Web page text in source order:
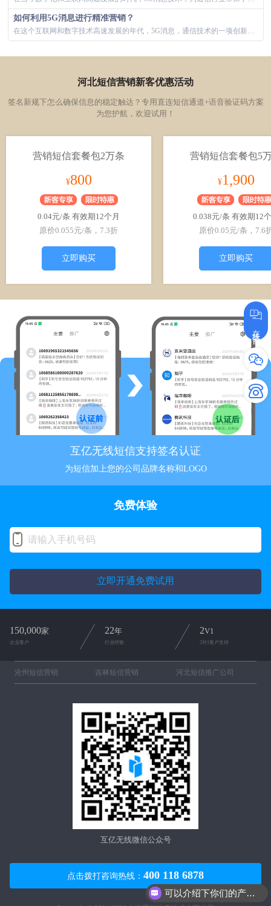
如何利用5G消息进行精准营销？
在这个互联网和数字技术高速发展的年代，5G消息，通信技术的一项创新进步，正变为企业与用户沟通的重要纽带。5G消息的应用，为营销战略和客户服务...
河北短信营销新客优惠活动
签名新规下怎么确保信息的稳定触达？专用直连短信通道+语音验证码方案
为您护航，欢迎试用！
营销短信套餐包2万条
¥800
0.04元/条 有效期12个月
原价0.055元/条，7.3折
立即购买
营销短信套餐包5
¥1,900
0.038元/条 有效期12
原价0.05元/条，7.6
立即购买
互亿无线短信支持签名认证
为短信加上您的公司品牌名称和LOGO
在线咨询
免费体验
立即开通免费试用
150,000家
企业客户
22年
行业经验
2V1
2对1客户支持
沧州短信营销 吉林短信营销 河北短信推广公司
互亿无线微信公众号
点击拨打咨询热线： 400 118 6878
可以介绍下你们的产品么？